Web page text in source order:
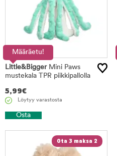
Määräetu!
Little&BiggerMini Paws
mustekala TPR piikkipallolla
5,99€
Löytyy varastosta
Osta
Ota 3 maksa 2